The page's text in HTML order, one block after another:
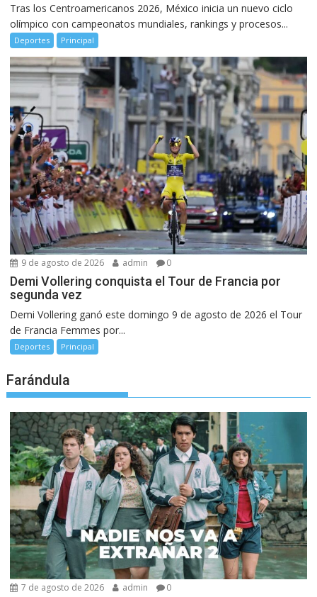
Tras los Centroamericanos 2026, México inicia un nuevo ciclo
olímpico con campeonatos mundiales, rankings y procesos...
Deportes Principal
9 de agosto de 2026 admin 0
Demi Vollering conquista el Tour de Francia por
segunda vez
Demi Vollering ganó este domingo 9 de agosto de 2026 el Tour
de Francia Femmes por...
Deportes Principal
Farándula
7 de agosto de 2026 admin 0